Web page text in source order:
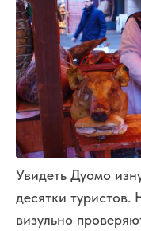
Увидеть Дуомо
десятки
визульно